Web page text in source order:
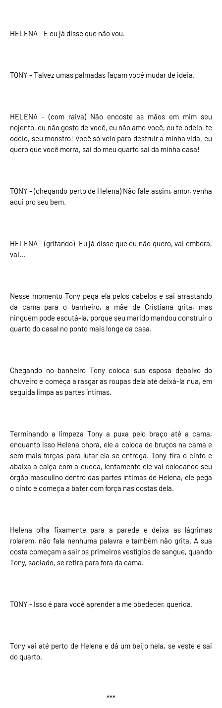
HELENA - E eu já disse que não vou.
TONY - Talvez umas palmadas façam você mudar de ideia.
HELENA - (com raiva) Não encoste as mãos em mim seu
nojento, eu não gosto de você, eu não amo você, eu te odeio, te
odeio, seu monstro! Você só veio para destruir a minha vida, eu
quero que você morra, sai do meu quarto sai da minha casa!
TONY - (chegando perto de Helena) Não fale assim, amor, venha
aqui pro seu bem.
HELENA - (gritando) Eu já disse que eu não quero, vai embora,
vai...
Nesse momento Tony pega ela pelos cabelos e sai arrastando
da cama para o banheiro, a mãe de Cristiana grita, mas
ninguém pode escutá-la, porque seu marido mandou construir o
quarto do casal no ponto mais longe da casa.
Chegando no banheiro Tony coloca sua esposa debaixo do
chuveiro e começa a rasgar as roupas dela até deixá-la nua, em
seguida limpa as partes íntimas.
Terminando a limpeza Tony a puxa pelo braço até a cama,
enquanto isso Helena chora, ele a coloca de bruços na cama e
sem mais forças para lutar ela se entrega. Tony tira o cinto e
abaixa a calça com a cueca, lentamente ele vai colocando seu
órgão masculino dentro das partes íntimas de Helena, ele pega
o cinto e começa a bater com força nas costas dela.
Helena olha fixamente para a parede e deixa as lágrimas
rolarem, não fala nenhuma palavra e também não grita. A sua
costa começam a sair os primeiros vestígios de sangue, quando
Tony, saciado, se retira para fora da cama.
TONY - Isso é para você aprender a me obedecer, querida.
Tony vai até perto de Helena e dá um beijo nela, se veste e sai
do quarto.
***